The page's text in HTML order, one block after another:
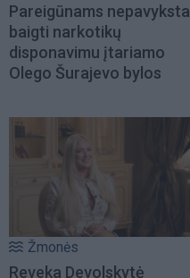
Pareigūnams nepavyksta
baigti narkotikų
disponavimu įtariamo
Olego Šurajevo bylos
Žmonės
Reveka Devolskytė